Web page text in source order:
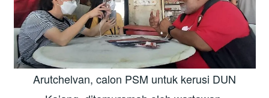
Arutchelvan, calon PSM untuk kerusi DUN